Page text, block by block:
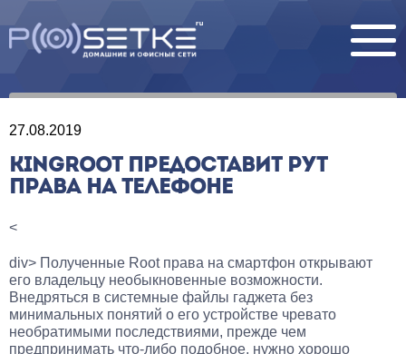
27.08.2019
KINGROOT ПРЕДОСТАВИТ РУТ
ПРАВА НА ТЕЛЕФОНЕ
<
div> Полученные Root права на смартфон открывают
его владельцу необыкновенные возможности.
Внедряться в системные файлы гаджета без
минимальных понятий о его устройстве чревато
необратимыми последствиями, прежде чем
предпринимать что-либо подобное, нужно хорошо